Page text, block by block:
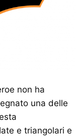
non ha
una delle
e triangolari e